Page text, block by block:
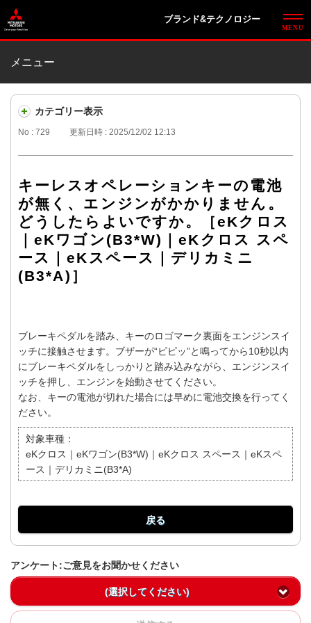
ブランド&テクノロジー
メニュー
カテゴリー表示
No : 729 更新日時 : 2025/12/02 12:13
キーレスオペレーションキーの電池
が無く、エンジンがかかりません。
どうしたらよいですか。［eKクロス
｜eKワゴン(B3*W)｜eKクロス スペ
ース｜eKスペース｜デリカミニ
(B3*A)］
ブレーキペダルを踏み、キーのロゴマーク裏面をエンジンスイ
ッチに接触させます。ブザーが“ピピッ”と鳴ってから10秒以内
にブレーキペダルをしっかりと踏み込みながら、エンジンスイ
ッチを押し、エンジンを始動させてください。
なお、キーの電池が切れた場合には早めに電池交換を行ってく
ださい。
対象車種：
eKクロス｜eKワゴン(B3*W)｜eKクロス スペース｜eKスペ
ース｜デリカミニ(B3*A)
戻る
アンケート:ご意見をお聞かせください
(選択してください)